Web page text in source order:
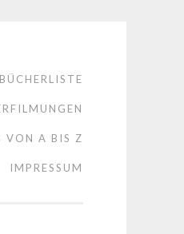
BÜCHERLISTE
VON A BIS Z
IMPRESSUM